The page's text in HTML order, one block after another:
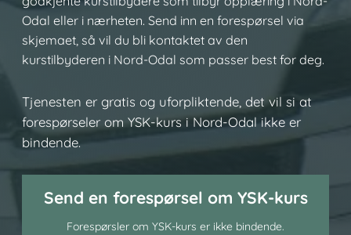
Odal eller i nærheten. Send inn en forespørsel via
skjemaet, så vil du bli kontaktet av den
kurstilbyderen i Nord-Odal som passer best for deg.
Tjenesten er gratis og uforpliktende, det vil si at
forespørseler om YSK-kurs i Nord-Odal ikke er
bindende.
Send en forespørsel om YSK-kurs
Forespørsler om YSK-kurs er ikke bindende.